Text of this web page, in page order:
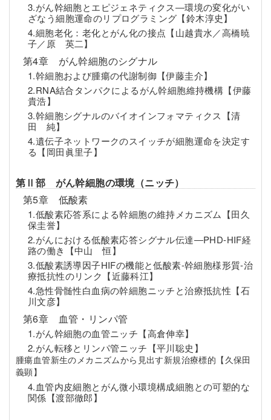
3.がん幹細胞とエピジェネティクス―環境の変化がい
ざなう細胞運命のリプログラミング【鈴木淳史】
4.細胞老化：老化とがん化の接点【山越貴水／高橋暁
子／原 英二】
第4章 がん幹細胞のシグナル
1.幹細胞および腫瘍の代謝制御【伊藤圭介】
2.RNA結合タンパクによるがん幹細胞維持機構【伊藤
貴浩】
3.幹細胞シグナルのバイオインフォマティクス【清
田 純】
4.遺伝子ネットワークのスイッチが細胞運命を決定す
る【岡田眞里子】
第Ⅱ部 がん幹細胞の環境（ニッチ）
第5章 低酸素
1.低酸素応答系による幹細胞の維持メカニズム【田久
保圭誉】
2.がんにおける低酸素応答シグナル伝達―PHD-HIF経
路の働き【中山 恒】
3.低酸素誘導因子HIFの機能と低酸素-幹細胞様形質-治
療抵抗性のリンク【近藤科江】
4.急性骨髄性白血病の幹細胞ニッチと治療抵抗性【石
川文彦】
第6章 血管・リンパ管
1.がん幹細胞の血管ニッチ【高倉伸幸】
2.がん転移とリンパ管ニッチ【平川聡史】
腫瘍血管新生のメカニズムから見出す新規治療標的【久保田
義顕】
4.血管内皮細胞とがん微小環境構成細胞との可塑的な
関係【渡部徹郎】